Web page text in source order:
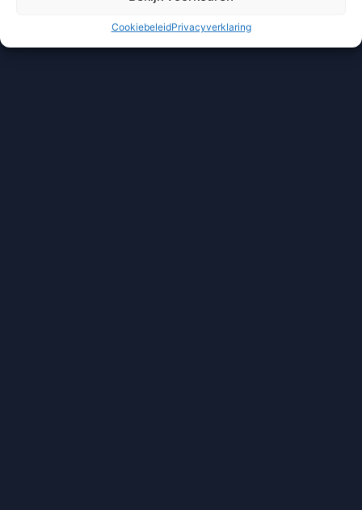
CookiebeleidPrivacyverklaring